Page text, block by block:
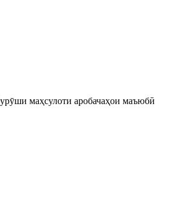
маҳсулоти аробачаҳои маъюбӣ